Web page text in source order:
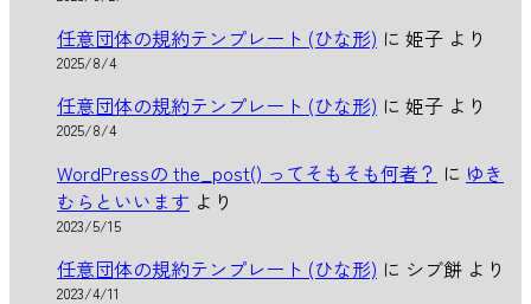
任意団体の規約テンプレート (ひな形) に 姫子 より
2025/8/4
任意団体の規約テンプレート (ひな形) に 姫子 より
2025/8/4
WordPressの the_post() ってそもそも何者？ に ゆき
むらといいます より
2023/5/15
任意団体の規約テンプレート (ひな形) に シブ餅 より
2023/4/11